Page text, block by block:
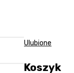
Ulubione
Koszyk